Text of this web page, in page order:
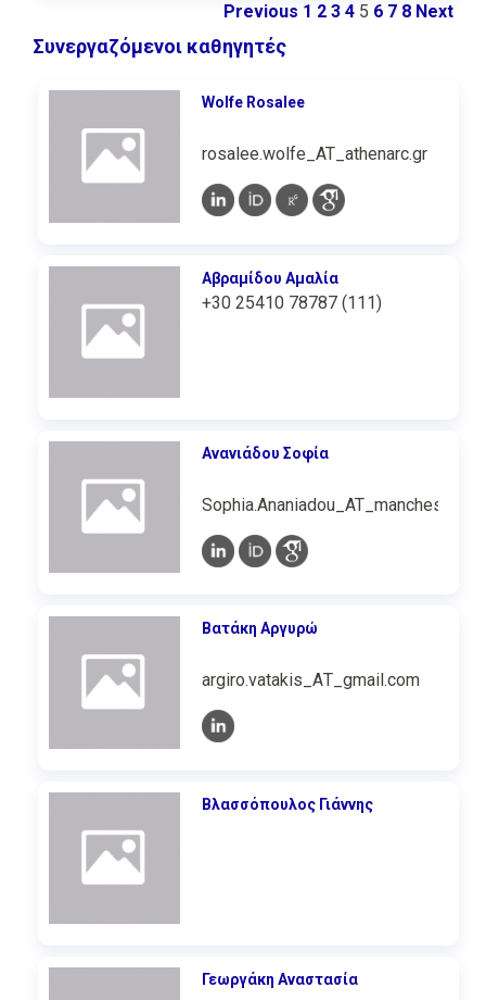
Previous 1 2 3 4 5 6 7 8 Next
Συνεργαζόμενοι καθηγητές
Wolfe Rosalee
rosalee.wolfe_AT_athenarc.gr
Αβραμίδου Αμαλία
+30 25410 78787 (111)
Ανανιάδου Σοφία
Βατάκη Αργυρώ
argiro.vatakis_ΑΤ_gmail.com
Βλασσόπουλος Γιάννης
Γεωργάκη Αναστασία